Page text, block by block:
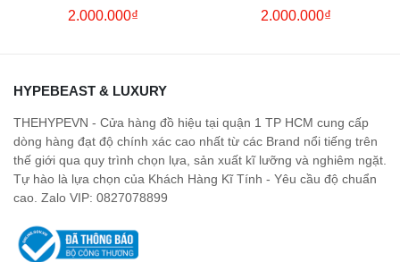
MONOGRAM MOIRE
2.000.000₫
LOGO COTTON JERSEY T-
2.000.000₫
HYPEBEAST & LUXURY
THEHYPEVN - Cửa hàng đồ hiệu tại quận 1 TP HCM cung cấp
dòng hàng đạt độ chính xác cao nhất từ các Brand nổi tiếng trên
thế giới qua quy trình chọn lựa, sản xuất kĩ lưỡng và nghiêm ngặt.
Tự hào là lựa chọn của Khách Hàng Kĩ Tính - Yêu cầu độ chuẩn
cao. Zalo VIP: 0827078899